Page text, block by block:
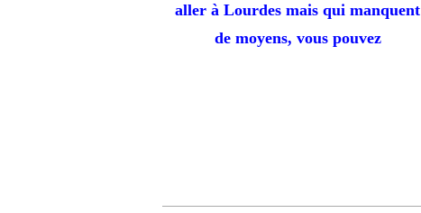
aller à Lourdes mais qui manquent
de moyens, vous pouvez